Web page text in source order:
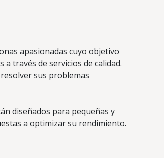
apasionadas cuyo objetivo
a través de servicios de calidad.
sus problemas
diseñados para pequeñas y
a optimizar su rendimiento.